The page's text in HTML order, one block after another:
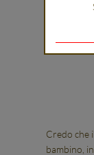
Credo che
bambino,